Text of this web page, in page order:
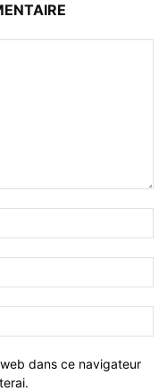
dans ce navigateur